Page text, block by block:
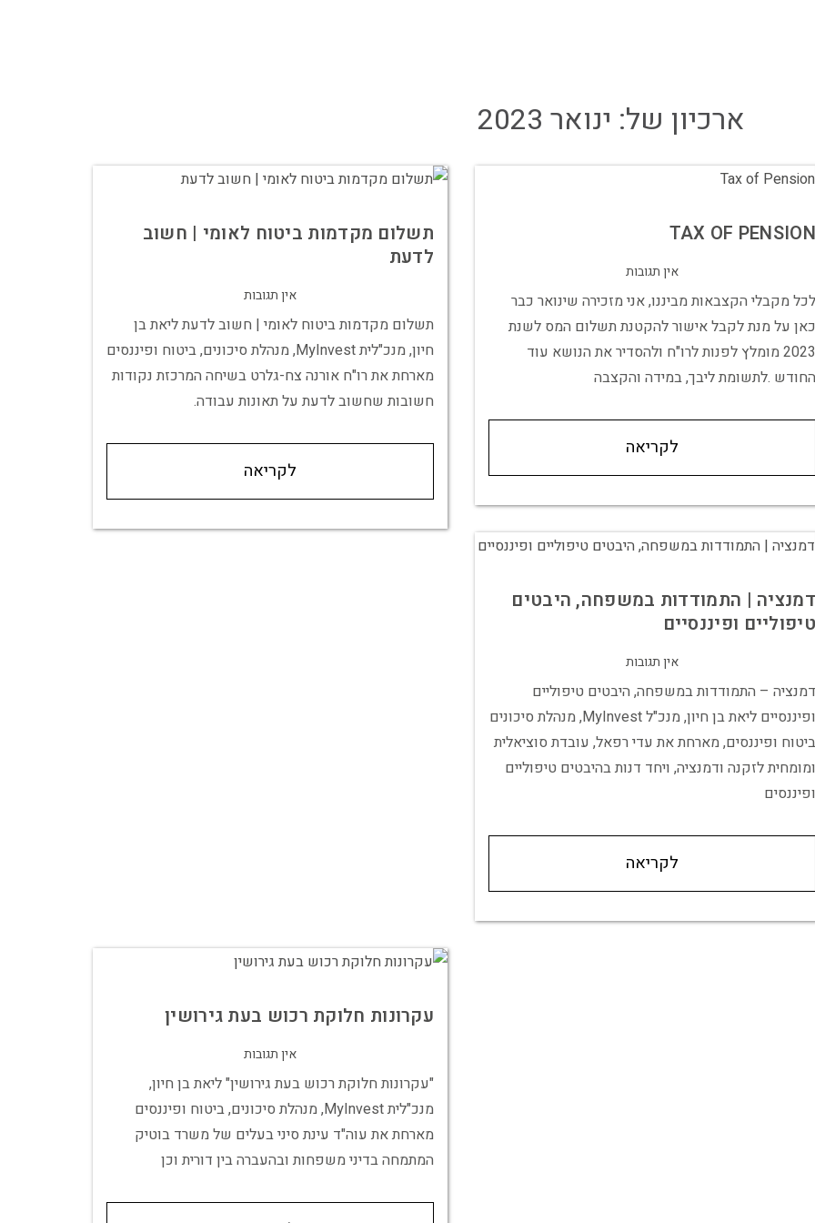
ארכיון של: ינואר 2023
תשלום מקדמות ביטוח לאומי | חשוב
לדעת
אין תגובות
תשלום מקדמות ביטוח לאומי | חשוב לדעת ליאת בן
חיון, מנכ"לית MyInvest, מנהלת סיכונים, ביטוח ופיננסים
מארחת את רו"ח אורנה צח-גלרט בשיחה המרכזת נקודות
חשובות שחשוב לדעת על תאונות עבודה.
לקריאה
TAX OF PENSION
אין תגובות
לכל מקבלי הקצבאות מביננו, אני מזכירה שינואר כבר
כאן על מנת לקבל אישור להקטנת תשלום המס לשנת
2023 מומלץ לפנות לרו"ח ולהסדיר את הנושא עוד
החודש .לתשומת ליבך, במידה והקצבה
לקריאה
דמנציה | התמודדות במשפחה, היבטים
טיפוליים ופיננסיים
אין תגובות
דמנציה – התמודדות במשפחה, היבטים טיפוליים
ופיננסיים ליאת בן חיון, מנכ"ל MyInvest, מנהלת סיכונים
ביטוח ופיננסים, מארחת את עדי רפאל, עובדת סוציאלית
ומומחית לזקנה ודמנציה, ויחד דנות בהיבטים טיפוליים
ופיננסים
לקריאה
עקרונות חלוקת רכוש בעת גירושין
אין תגובות
"עקרונות חלוקת רכוש בעת גירושין" ליאת בן חיון,
מנכ"לית MyInvest, מנהלת סיכונים, ביטוח ופיננסים
מארחת את עוה"ד עינת סיני בעלים של משרד בוטיק
המתמחה בדיני משפחות ובהעברה בין דורית וכן